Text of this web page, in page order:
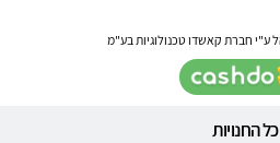
כל החנויות